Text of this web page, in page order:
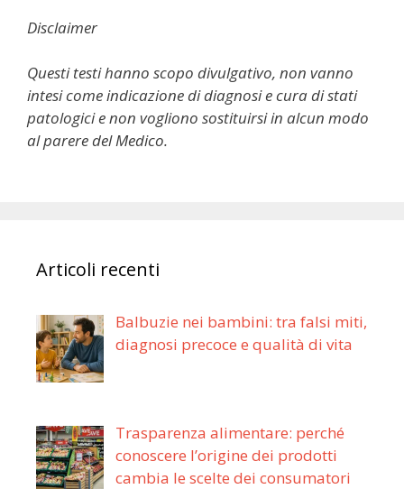
Disclaimer
Questi testi hanno scopo divulgativo, non vanno
intesi come indicazione di diagnosi e cura di stati
patologici e non vogliono sostituirsi in alcun modo
al parere del Medico.
Articoli recenti
Balbuzie nei bambini: tra falsi miti,
diagnosi precoce e qualità di vita
Trasparenza alimentare: perché
conoscere l’origine dei prodotti
cambia le scelte dei consumatori